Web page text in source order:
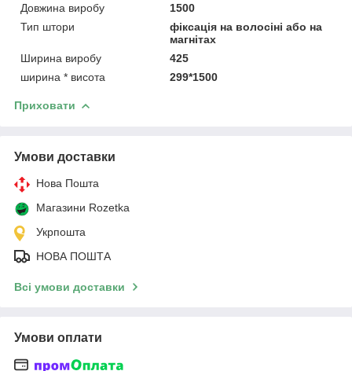
Довжина виробу
1500
Тип штори
фіксація на волосіні або на
магнітах
Ширина виробу
425
ширина * висота
299*1500
Приховати
Умови доставки
Нова Пошта
Магазини Rozetka
Укрпошта
НОВА ПОШТА
Всі умови доставки
Умови оплати